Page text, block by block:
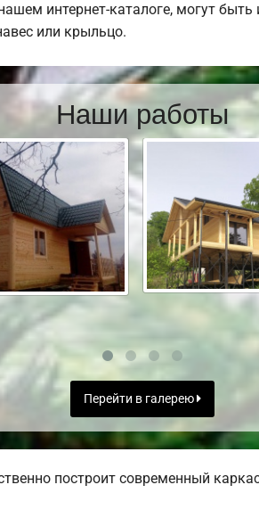
интернет-каталоге, могут
или крыльцо.
Наши работы
Перейти в галерею
построит современный